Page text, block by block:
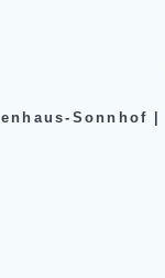
Sonnhof